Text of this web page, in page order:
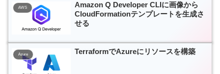
AWS
Amazon Q Developer CLIに画像から
CloudFormationテンプレートを生成さ
せる
Azure TerraformでAzureにリソースを構築